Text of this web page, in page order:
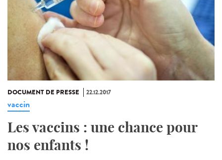
DOCUMENT DE PRESSE 22.12.2017
vaccin
Les vaccins : une chance pour
nos enfants !